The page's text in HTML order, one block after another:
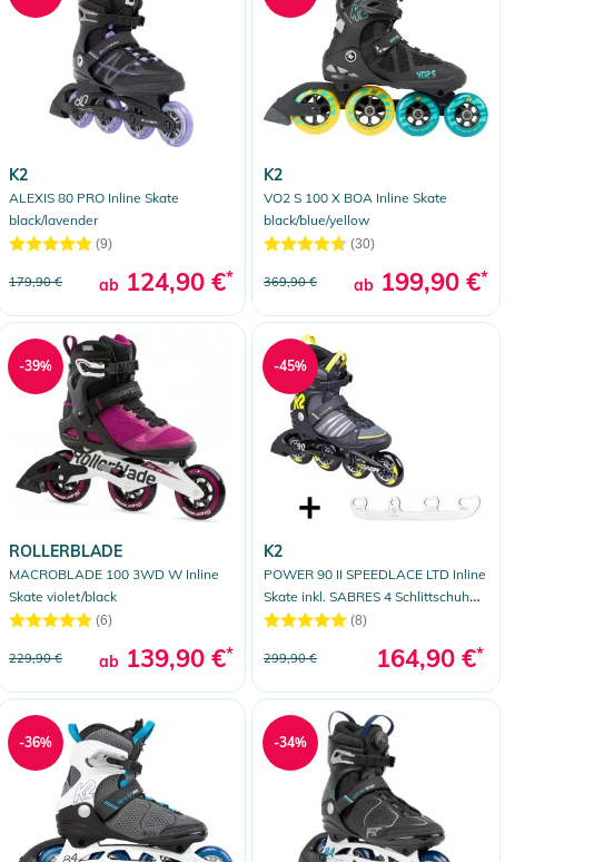
K2
ALEXIS 80 PRO Inline Skate
black/lavender
(9)
179,90 € ab 124,90 €*
K2
VO2 S 100 X BOA Inline Skate
black/blue/yellow
(30)
369,90 € ab 199,90 €*
ROLLERBLADE
MACROBLADE 100 3WD W Inline
Skate violet/black
(6)
229,90 € ab 139,90 €*
-39%
K2
POWER 90 II SPEEDLACE LTD Inline
Skate inkl. SABRES 4 Schlittschuh
Eiskufen
(8)
299,90 € 164,90 €*
-45%
-36% -34%